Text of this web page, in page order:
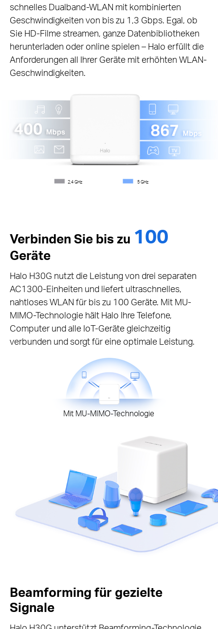
schnelles Dualband-WLAN mit kombinierten
Geschwindigkeiten von bis zu 1,3 Gbps. Egal, ob
Sie HD-Filme streamen, ganze Datenbibliotheken
herunterladen oder online spielen – Halo erfüllt die
Anforderungen all Ihrer Geräte mit erhöhten WLAN-
Geschwindigkeiten.
2,4 GHz 5 GHz
Verbinden Sie bis zu 100
Geräte
Halo H30G nutzt die Leistung von drei separaten
AC1300-Einheiten und liefert ultraschnelles,
nahtloses WLAN für bis zu 100 Geräte. Mit MU-
MIMO-Technologie hält Halo Ihre Telefone,
Computer und alle IoT-Geräte gleichzeitig
verbunden und sorgt für eine optimale Leistung.
Mit MU-MIMO-Technologie
Beamforming für gezielte
Signale